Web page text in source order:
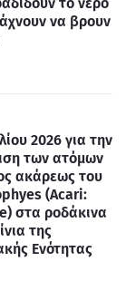
το νερό
να βρουν
2026 για την
των ατόμων
ακάρεως του
(Acari:
στα ροδάκινα
της
Ενότητας